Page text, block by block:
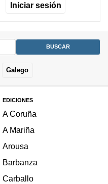
Iniciar sesión
Galego
EDICIONES
A Coruña
A Mariña
Arousa
Barbanza
Carballo